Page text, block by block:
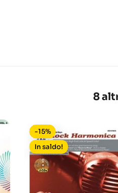
8
-15%
In saldo!